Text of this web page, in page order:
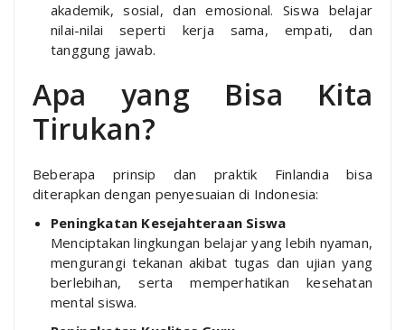
akademik, sosial, dan emosional. Siswa belajar
nilai-nilai seperti kerja sama, empati, dan
tanggung jawab.
Apa yang Bisa Kita
Tirukan?
Beberapa prinsip dan praktik Finlandia bisa
diterapkan dengan penyesuaian di Indonesia:
Peningkatan Kesejahteraan Siswa
Menciptakan lingkungan belajar yang lebih nyaman,
mengurangi tekanan akibat tugas dan ujian yang
berlebihan, serta memperhatikan kesehatan
mental siswa.